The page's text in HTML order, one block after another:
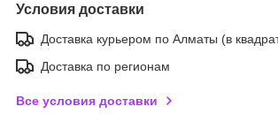
Условия доставки
Доставка курьером по Алматы (в
Доставка по регионам
Все условия доставки